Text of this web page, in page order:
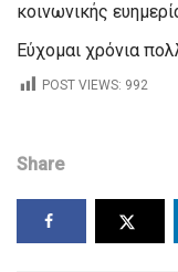
κοινωνικής
Εύχομαι χρόνια
POST VIEWS: 992
Share